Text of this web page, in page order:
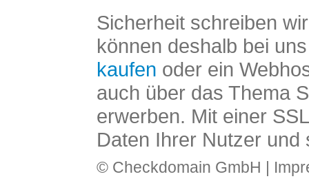
Sicherheit schreiben
können deshalb bei
kaufen oder ein
auch über das Thema
erwerben. Mit einer
Daten Ihrer Nutzer und
© Checkdomain GmbH |